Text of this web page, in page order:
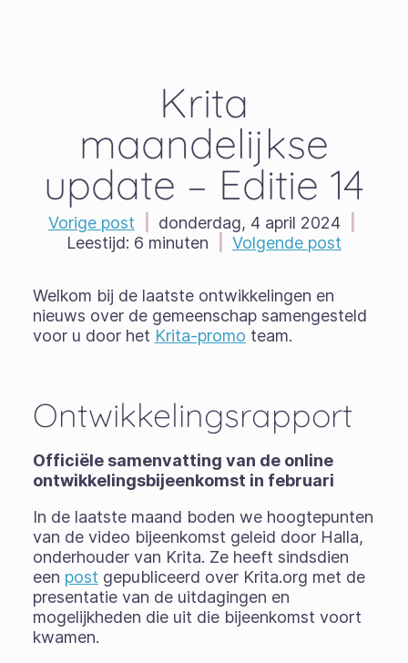
Krita
maandelijkse
update – Editie 14
Vorige post donderdag, 4 april 2024
Leestijd: 6 minuten Volgende post
Welkom bij de laatste ontwikkelingen en
nieuws over de gemeenschap samengesteld
voor u door het Krita-promo team.
Ontwikkelingsrapport
Officiële samenvatting van de online
ontwikkelingsbijeenkomst in februari
In de laatste maand boden we hoogtepunten
van de video bijeenkomst geleid door Halla,
onderhouder van Krita. Ze heeft sindsdien
een post gepubliceerd over Krita.org met de
presentatie van de uitdagingen en
mogelijkheden die uit die bijeenkomst voort
kwamen.